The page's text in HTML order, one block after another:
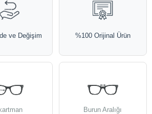
ve Değişim %100 Orijinal Ürün
Burun Aralığı